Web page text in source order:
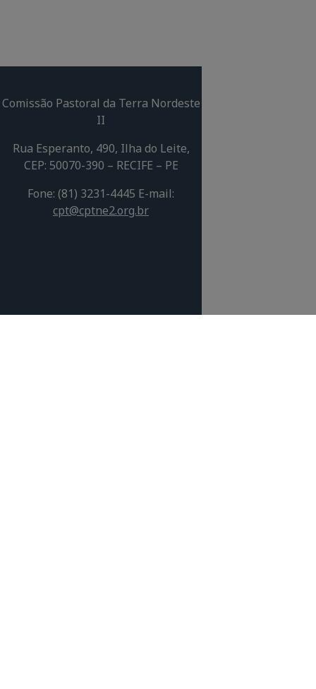
Comissão Pastoral da Terra Nordeste
II
Rua Esperanto, 490, Ilha do Leite,
CEP: 50070-390 – RECIFE – PE
Fone: (81) 3231-4445 E-mail:
cpt@cptne2.org.br